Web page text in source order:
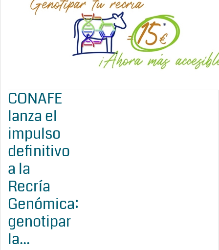
CONAFE
lanza el
impulso
definitivo
a la
Recría
Genómica:
genotipar
la...